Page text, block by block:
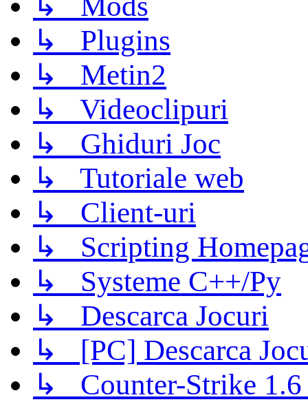
↳ Plugins
↳ Metin2
↳ Videoclipuri
↳ Ghiduri Joc
↳ Tutoriale web
↳ Client-uri
↳ Scripting
↳ Systeme C++/Py
↳ Descarca Jocuri
↳ [PC] Descarca
↳ Counter-Strike 1.6